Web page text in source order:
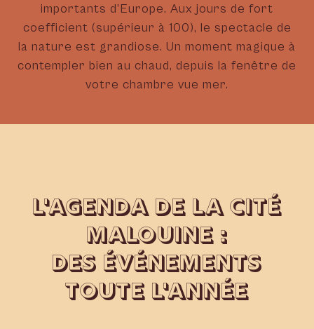
importants d’Europe. Aux jours de fort
coefficient (supérieur à 100), le spectacle de
la nature est grandiose. Un moment magique à
contempler bien au chaud, depuis la fenêtre de
votre chambre vue mer.
L'AGENDA DE LA CITÉ
MALOUINE :
DES ÉVÉNEMENTS
TOUTE L'ANNÉE